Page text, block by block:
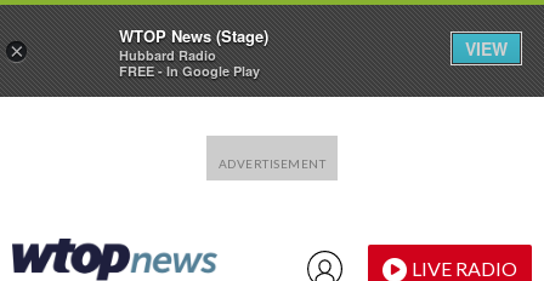
LIVE RADIO
×
WTOP News (Stage)
Hubbard Radio
FREE - In Google Play
VIEW